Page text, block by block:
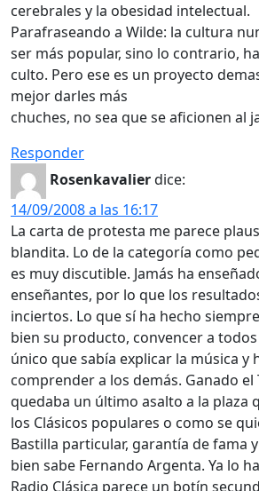
cerebrales y la obesidad intelectual.
Parafraseando a Wilde: la cultura
ser más popular, sino lo contrario,
culto. Pero ese es un proyecto
mejor darles más
chuches, no sea que se aficionen al
Responder
Rosenkavalierdice:
14/09/2008 a las 16:17
La carta de protesta me parece
blandita. Lo de la categoría como
es muy discutible. Jamás ha
enseñantes, por lo que los
inciertos. Lo que sí ha hecho
bien su producto, convencer a
único que sabía explicar la música y
comprender a los demás. Ganado el
quedaba un último asalto a la plaza
los Clásicos populares o como se
Bastilla particular, garantía de fama
bien sabe Fernando Argenta. Ya lo
Radio Clásica parece un botín